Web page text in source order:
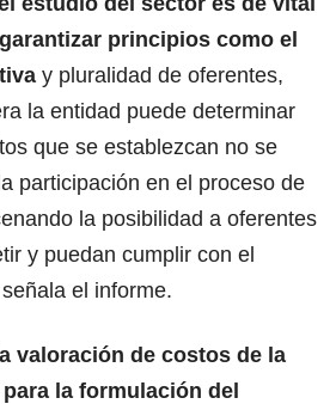
principios como el
y pluralidad de oferentes,
la entidad puede determinar
que se establezcan no se
participación en el proceso de
la posibilidad a oferentes
y puedan cumplir con el
el informe.
valoración de costos de la
la formulación del